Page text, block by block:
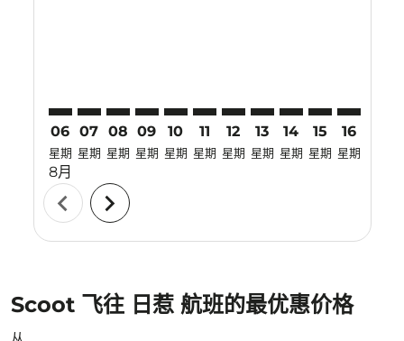
06
星期
8月
07
星期
08
星期
09
星期
10
星期
11
星期
12
星期
13
星期
14
星期
15
星期
16
星期
chevron_left chevron_right
Scoot 飞往 日惹 航班的最优惠价格